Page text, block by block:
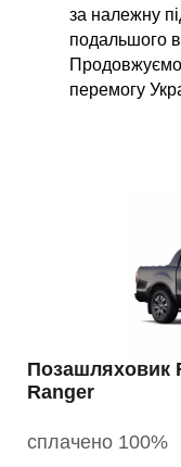
за належну
подальшого
перемогу
Позашляховик
Ranger
сплачено 100%